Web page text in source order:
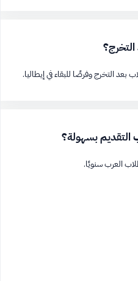
بعد التخرج وفرصًا للبقاء في إيطاليا.
بسهولة؟
العرب سنويًا.